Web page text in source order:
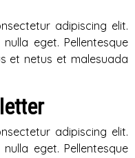
adipiscing elit.
eget. Pellentesque
et netus et malesuada
adipiscing elit.
eget. Pellentesque